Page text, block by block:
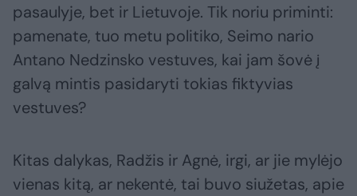
pasaulyje, bet ir Lietuvoje. Tik noriu priminti:
pamenate, tuo metu politiko, Seimo nario
Antano Nedzinsko vestuves, kai jam šovė į
galvą mintis pasidaryti tokias fiktyvias
vestuves?
Kitas dalykas, Radžis ir Agnė, irgi, ar jie mylėjo
vienas kitą, ar nekentė, tai buvo siužetas, apie